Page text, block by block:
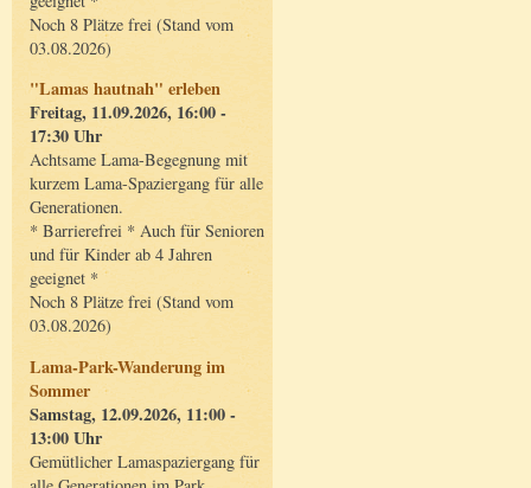
Noch 8 Plätze frei (Stand vom
03.08.2026)
"Lamas hautnah" erleben
Freitag, 11.09.2026, 16:00 -
17:30 Uhr
Achtsame Lama-Begegnung mit
kurzem Lama-Spaziergang für alle
Generationen.
* Barrierefrei * Auch für Senioren
und für Kinder ab 4 Jahren
geeignet *
Noch 8 Plätze frei (Stand vom
03.08.2026)
Lama-Park-Wanderung im
Sommer
Samstag, 12.09.2026, 11:00 -
13:00 Uhr
Gemütlicher Lamaspaziergang für